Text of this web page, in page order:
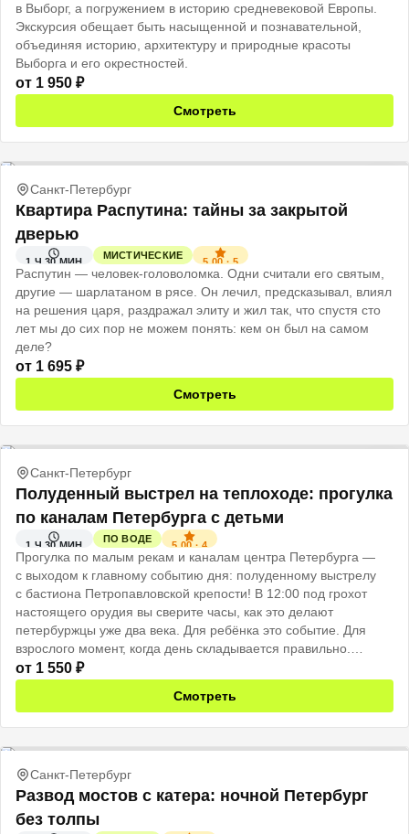
в Выборг, а погружением в историю средневековой Европы.
Экскурсия обещает быть насыщенной и познавательной,
объединяя историю, архитектуру и природные красоты
Выборга и его окрестностей.
от 1 950 ₽
Смотреть
Санкт-Петербург
Квартира Распутина: тайны за закрытой
дверью
1 Ч 30 МИН
МИСТИЧЕСКИЕ
5.00· 5
Распутин — человек-головоломка. Одни считали его святым,
другие — шарлатаном в рясе. Он лечил, предсказывал, влиял
на решения царя, раздражал элиту и жил так, что спустя сто
лет мы до сих пор не можем понять: кем он был на самом
деле?
от 1 695 ₽
Смотреть
Санкт-Петербург
Полуденный выстрел на теплоходе: прогулка
по каналам Петербурга с детьми
1 Ч 30 МИН
ПО ВОДЕ
5.00· 4
Прогулка по малым рекам и каналам центра Петербурга —
с выходом к главному событию дня: полуденному выстрелу
с бастиона Петропавловской крепости! В 12:00 под грохот
настоящего орудия вы сверите часы, как это делают
петербуржцы уже два века. Для ребёнка это событие. Для
взрослого момент, когда день складывается правильно.
Именно поэтому: не говорите детям заранее. Пусть это будет
сюрприз.
от 1 550 ₽
Смотреть
Санкт-Петербург
Развод мостов с катера: ночной Петербург
без толпы